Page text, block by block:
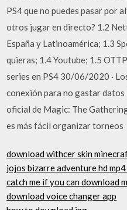
PS4 que no puedes pasar por
otros jugar en directo? 1.2
España y Latinoamérica; 1.3
quieras; 1.4 Youtube; 1.5
series en PS4 30/06/2020 ·
conexión para no gastar
oficial de Magic: The
es más fácil organizar torneos
download withcer skin
jojos bizarre adventure hd
catch me if you can download
download voice changer app